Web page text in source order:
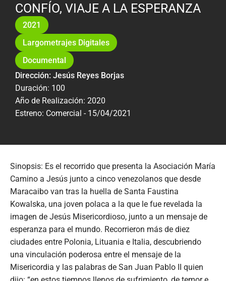
CONFÍO, VIAJE A LA ESPERANZA
2021
Largometrajes Digitales
Documental
Dirección: Jesús Reyes Borjas
Duración: 100
Año de Realización: 2020
Estreno: Comercial - 15/04/2021
Sinopsis: Es el recorrido que presenta la Asociación María
Camino a Jesús junto a cinco venezolanos que desde
Maracaibo van tras la huella de Santa Faustina
Kowalska, una joven polaca a la que le fue revelada la
imagen de Jesús Misericordioso, junto a un mensaje de
esperanza para el mundo. Recorrieron más de diez
ciudades entre Polonia, Lituania e Italia, descubriendo
una vinculación poderosa entre el mensaje de la
Misericordia y las palabras de San Juan Pablo II quien